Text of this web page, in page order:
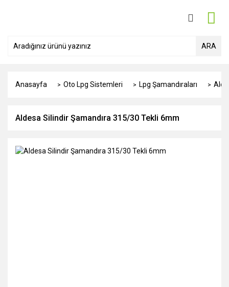
ARA
Anasayfa Oto Lpg Sistemleri Lpg Şamandıraları
Aldesa Silindir Şamandıra 315/30 Tekli 6mm